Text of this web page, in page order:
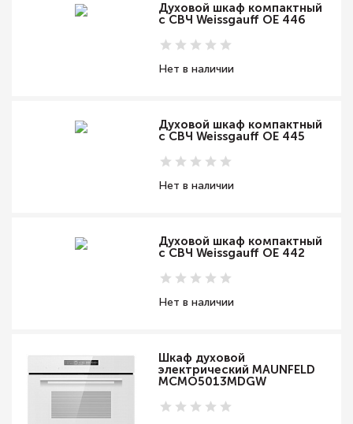
Духовой шкаф компактный
с СВЧ Weissgauff OE 446
Нет в наличии
Духовой шкаф компактный
с СВЧ Weissgauff OE 445
Нет в наличии
Духовой шкаф компактный
с СВЧ Weissgauff OE 442
Нет в наличии
Шкаф духовой
электрический MAUNFELD
MCMO5013MDGW